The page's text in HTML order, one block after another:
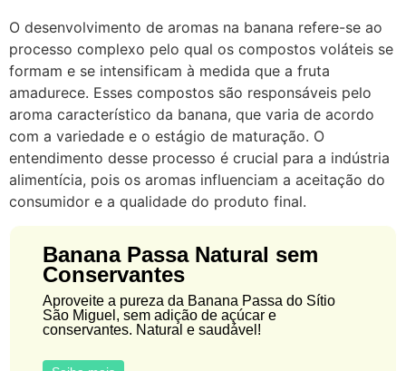
O desenvolvimento de aromas na banana refere-se ao
processo complexo pelo qual os compostos voláteis se
formam e se intensificam à medida que a fruta
amadurece. Esses compostos são responsáveis pelo
aroma característico da banana, que varia de acordo
com a variedade e o estágio de maturação. O
entendimento desse processo é crucial para a indústria
alimentícia, pois os aromas influenciam a aceitação do
consumidor e a qualidade do produto final.
Banana Passa Natural sem
Conservantes
Aproveite a pureza da Banana Passa do Sítio
São Miguel, sem adição de açúcar e
conservantes. Natural e saudável!